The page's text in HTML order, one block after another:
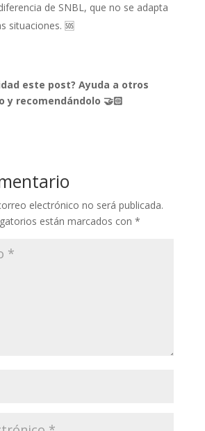
de SNBL, que no se adapta
situaciones. 🆘
este post? Ayuda a otros
y recomendándolo 🤝🏻
electrónico no será publicada.
están marcados con *